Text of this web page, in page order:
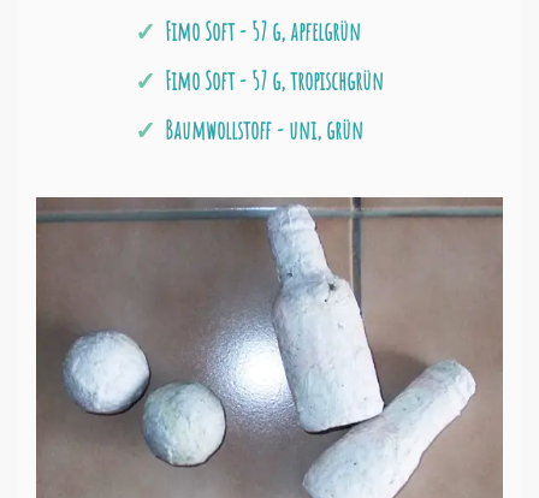
Fimo Soft - 57 g, apfelgrün
Fimo Soft - 57 g, tropischgrün
Baumwollstoff - uni, grün